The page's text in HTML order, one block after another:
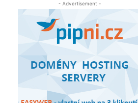
- Advertisement -